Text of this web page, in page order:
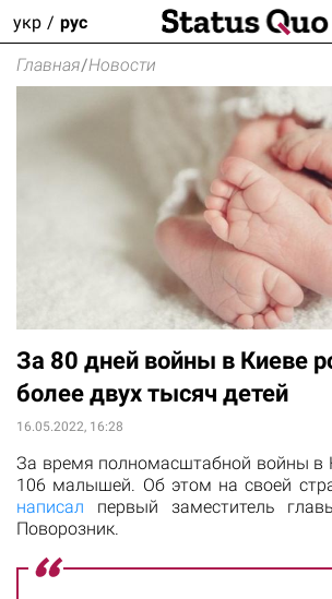
укр рус
Главная/Новости
За 80 дней войны в Киеве
более двух тысяч детей
16.05.2022, 16:28
За время полномасштабной войны в
106 малышей. Об этом на своей
написал первый заместитель
Поворозник.